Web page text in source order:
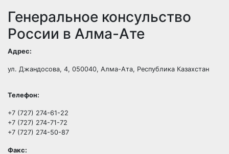
Генеральное консульство
России в Алма-Ате
Адрес:
ул. Джандосова, 4, 050040, Алма-Ата, Республика Казахстан
Телефон:
+7 (727) 274-61-22
+7 (727) 274-71-72
+7 (727) 274-50-87
Факс: